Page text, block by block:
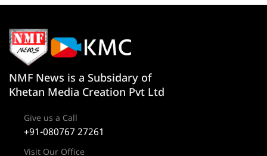
NMF News is a Subsidary of
Khetan Media Creation Pvt Ltd
Give us a Call
+91-080767 27261
Visit Our Office